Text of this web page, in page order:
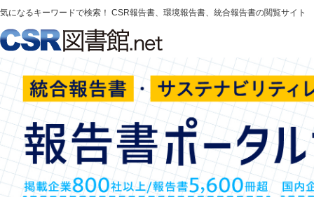
気になるキーワードで検索！ CSR報告書、環境報告書、統合報告書の閲覧サイト